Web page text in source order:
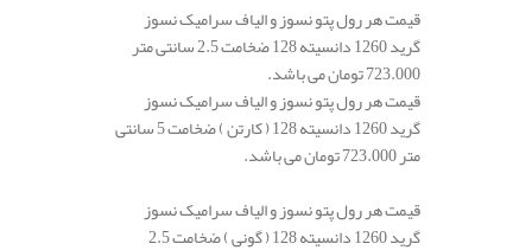
قیمت هر رول پتو نسوز و الیاف سرامیک نسوز
گرید 1260 دانسیته 128 ضخامت 2.5 سانتی متر
723.000 تومان می باشد.
قیمت هر رول پتو نسوز و الیاف سرامیک نسوز
گرید 1260 دانسیته 128 ( کارتن ) ضخامت 5 سانتی
متر 723.000 تومان می باشد.
قیمت هر رول پتو نسوز و الیاف سرامیک نسوز
گرید 1260 دانسیته 128 ( گونی ) ضخامت 2.5